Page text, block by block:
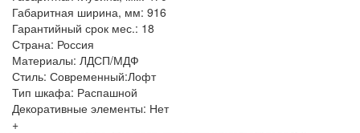
Габаритная ширина, мм: 916
Гарантийный срок мес.: 18
Страна: Россия
Материалы: ЛДСП/МДФ
Стиль: Современный:Лофт
Тип шкафа: Распашной
Декоративные элементы: Нет
+